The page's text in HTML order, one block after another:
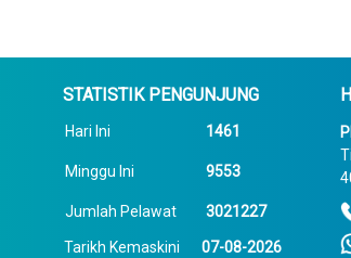
STATISTIK PENGUNJUNG
Hari Ini 1461
Minggu Ini 9553
Jumlah Pelawat 3021227
Tarikh Kemaskini 07-08-2026